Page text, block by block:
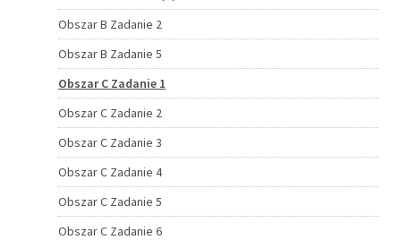
Obszar B Zadanie 2
Obszar B Zadanie 5
Obszar C Zadanie 1
Obszar C Zadanie 2
Obszar C Zadanie 3
Obszar C Zadanie 4
Obszar C Zadanie 5
Obszar C Zadanie 6